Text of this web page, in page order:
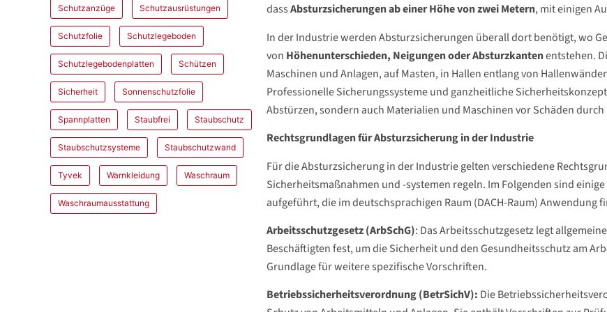
Schutzanzüge Schutzausrüstungen
Schutzfolie Schutzlegeboden
Schutzlegebodenplatten Schützen
Sicherheit Sonnenschutzfolie
Spannplatten Staubfrei Staubschutz
Staubschutzsysteme Staubschutzwand
Tyvek Warnkleidung Waschraum
Waschraumausstattung
dassAbsturzsicherungen ab einer Höhe von zwei Metern, mit einigen
In der Industrie werden Absturzsicherungen überall dort benötigt, wo
von Höhenunterschieden, Neigungen oder Absturzkantenentstehen.
Maschinen und Anlagen, auf Masten, in Hallen entlang von
Professionelle Sicherungssysteme und ganzheitliche
Abstürzen, sondern auch Materialien und Maschinen vor Schäden
Rechtsgrundlagen für Absturzsicherung in der Industrie
Für die Absturzsicherung in der Industrie gelten verschiedene
Sicherheitsmaßnahmen und -systemen regeln. Im Folgenden sind
aufgeführt, die im deutschsprachigen Raum (DACH-Raum) Anwendung
Arbeitsschutzgesetz (ArbSchG): Das Arbeitsschutzgesetz legt
Beschäftigten fest, um die Sicherheit und den Gesundheitsschutz am
Grundlage für weitere spezifische Vorschriften.
Betriebssicherheitsverordnung (BetrSichV): Die